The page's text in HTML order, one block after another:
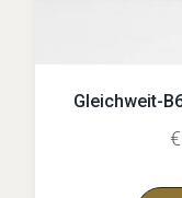
Gleichweit-
€